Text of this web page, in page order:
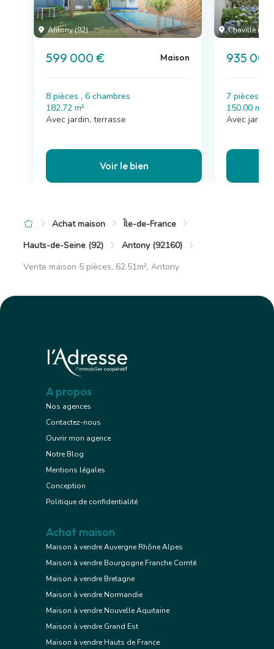
Antony (92)
599 000 € Maison
8 pièces , 6 chambres
182.72 m²
Avec jardin, terrasse
Voir le bien
Chaville (92)
935
7 pièces , 4
150.00 m²
Avec jardin
Achat maison
Île-de-France
Hauts-de-Seine (92)
Antony (92160)
Vente maison 5 pièces, 62.51m², Antony
A propos
Nos agences
Contactez-nous
Ouvrir mon agence
Notre Blog
Mentions légales
Conception
Politique de confidentialité
Achat maison
Maison à vendre Auvergne Rhône Alpes
Maison à vendre Bourgogne Franche Comté
Maison à vendre Bretagne
Maison à vendre Normandie
Maison à vendre Nouvelle Aquitaine
Maison à vendre Grand Est
Maison à vendre Hauts de France